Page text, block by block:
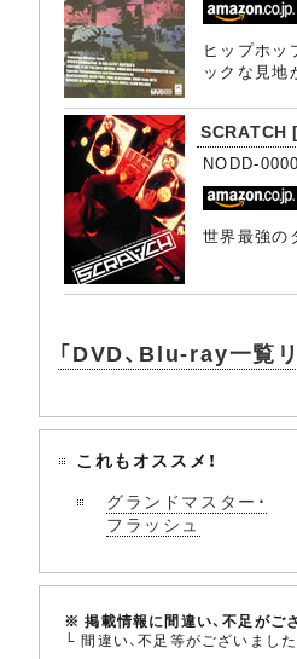
ヒップホッ
ックな見
SCRATCH
NODD-
世界最強の
「DVD、Blu-ray一覧
これもオススメ！
グランドマスター・
フラッシュ
※ 掲載情報に間違い、不足がご
└ 間違い、不足等がございました